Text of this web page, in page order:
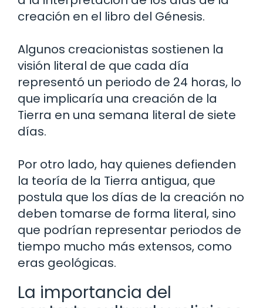
creación en el libro del Génesis.
Algunos creacionistas sostienen la
visión literal de que cada día
representó un periodo de 24 horas, lo
que implicaría una creación de la
Tierra en una semana literal de siete
días.
Por otro lado, hay quienes defienden
la teoría de la Tierra antigua, que
postula que los días de la creación no
deben tomarse de forma literal, sino
que podrían representar periodos de
tiempo mucho más extensos, como
eras geológicas.
La importancia del